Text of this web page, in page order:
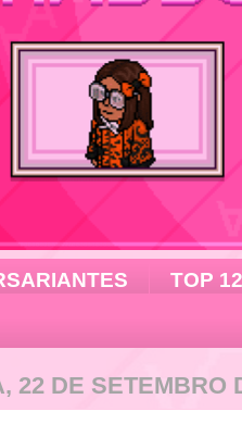
TOP 12
22 DE SETEMBRO